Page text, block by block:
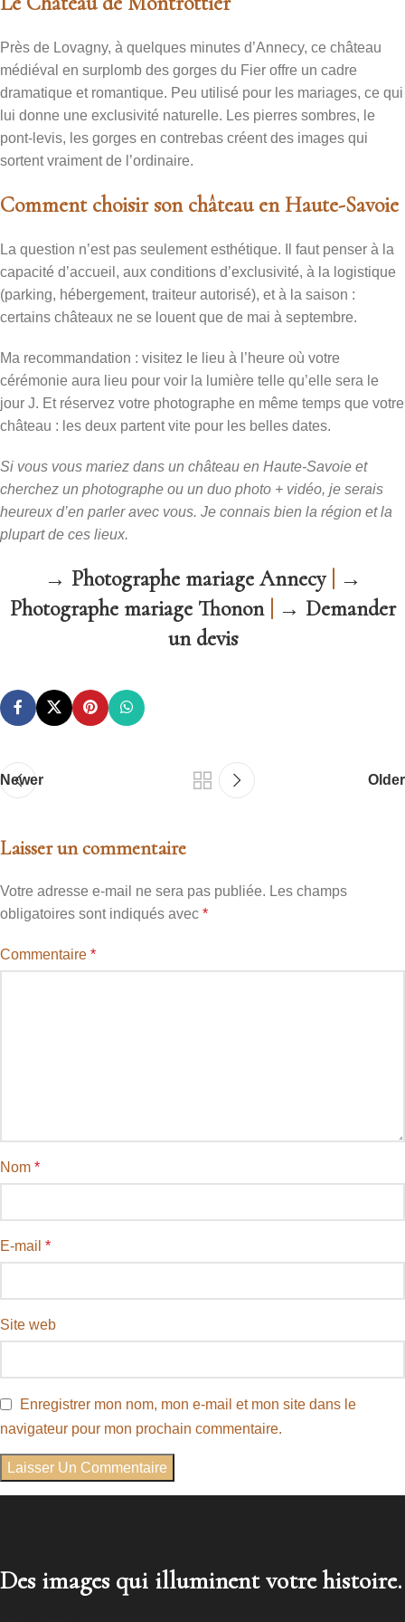
Près de Lovagny, à quelques minutes d’Annecy, ce château
médiéval en surplomb des gorges du Fier offre un cadre
dramatique et romantique. Peu utilisé pour les mariages, ce qui
lui donne une exclusivité naturelle. Les pierres sombres, le
pont-levis, les gorges en contrebas créent des images qui
sortent vraiment de l’ordinaire.
Comment choisir son château en Haute-Savoie
La question n’est pas seulement esthétique. Il faut penser à la
capacité d’accueil, aux conditions d’exclusivité, à la logistique
(parking, hébergement, traiteur autorisé), et à la saison :
certains châteaux ne se louent que de mai à septembre.
Ma recommandation : visitez le lieu à l’heure où votre
cérémonie aura lieu pour voir la lumière telle qu’elle sera le
jour J. Et réservez votre photographe en même temps que votre
château : les deux partent vite pour les belles dates.
Si vous vous mariez dans un château en Haute-Savoie et
cherchez un photographe ou un duo photo + vidéo, je serais
heureux d’en parler avec vous. Je connais bien la région et la
plupart de ces lieux.
→ Photographe mariage Annecy|
→
Photographe mariage Thonon|
→ Demander
un devis
Newer Older
Laisser un commentaire
Votre adresse e-mail ne sera pas publiée. Les champs
obligatoires sont indiqués avec *
Commentaire *
Nom *
E-mail *
Site web
Enregistrer mon nom, mon e-mail et mon site dans le
navigateur pour mon prochain commentaire.
Des images qui illuminent votre histoire.